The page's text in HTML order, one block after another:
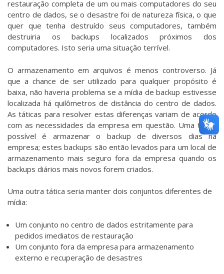
restauração completa de um ou mais computadores do seu
centro de dados, se o desastre foi de natureza física, o que
quer que tenha destruído seus computadores, também
destruiria os backups localizados próximos dos
computadores. Isto seria uma situação terrível.
O armazenamento em arquivos é menos controverso. Já
que a chance de ser utilizado para qualquer propósito é
baixa, não haveria problema se a mídia de backup estivesse
localizada há quilômetros de distância do centro de dados.
As táticas para resolver estas diferenças variam de acordo
com as necessidades da empresa em questão. Uma tática
possível é armazenar o backup de diversos dias na
empresa; estes backups são então levados para um local de
armazenamento mais seguro fora da empresa quando os
backups diários mais novos forem criados.
Uma outra tática seria manter dois conjuntos diferentes de
mídia:
Um conjunto no centro de dados estritamente para
pedidos imediatos de restauração
Um conjunto fora da empresa para armazenamento
externo e recuperação de desastres